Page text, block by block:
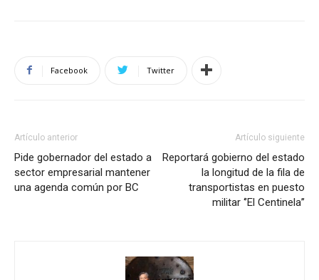
Facebook Twitter
Artículo anterior
Pide gobernador del estado a
sector empresarial mantener
una agenda común por BC
Artículo siguiente
Reportará gobierno del estado
la longitud de la fila de
transportistas en puesto
militar ‘’El Centinela’’